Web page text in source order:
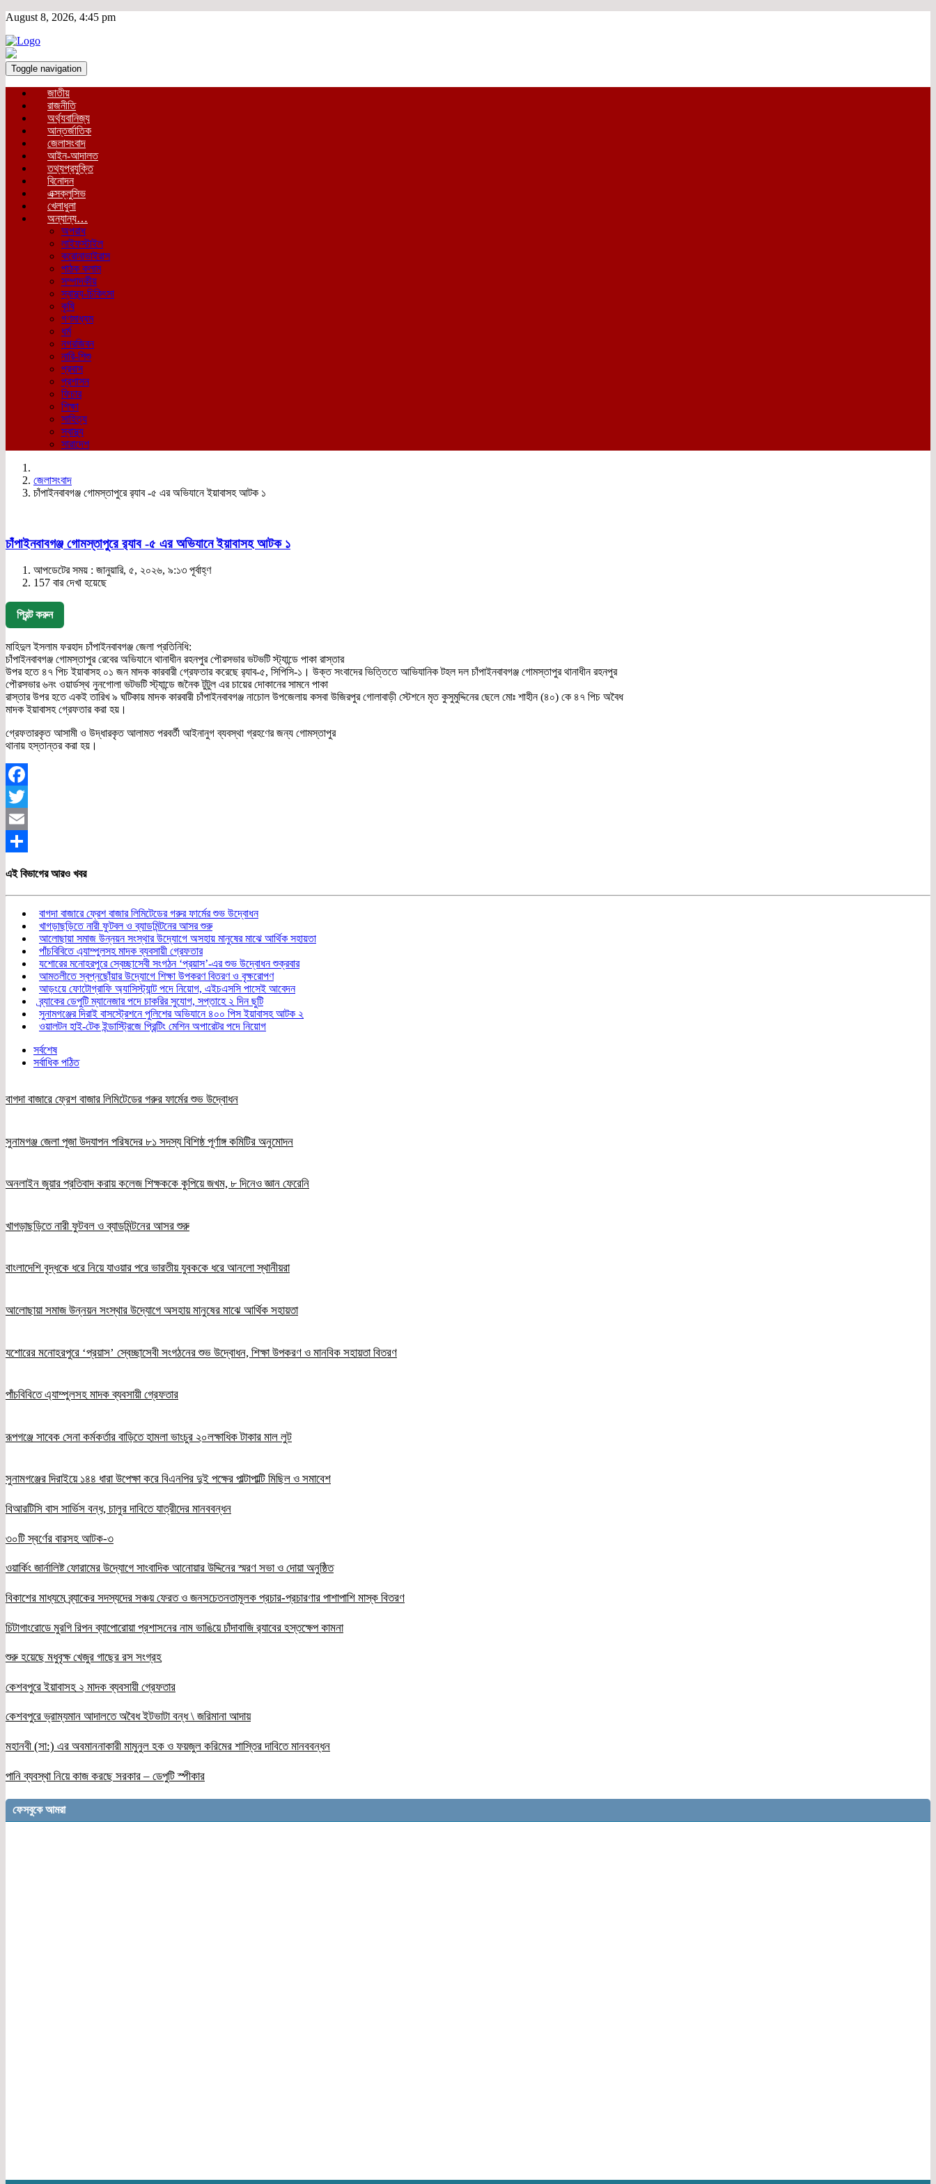
August 8, 2026, 4:45 pm
Toggle navigation
জাতীয়
রাজনীতি
অর্থ্যবানিজ্য
আন্তর্জাতিক
জেলাসংবাদ
আইন-আদালত
তথ্যপ্রযুক্তি
বিনোদন
এক্সক্লুসিভ
খেলাধুলা
অন্যান্য…
অপরাধ
লাইফস্টাইল
করোনাভাইরাস
পাঠক কলাম
সম্পাদকীয়
স্বাস্থ্য-চিকিৎসা
কৃষি
গণমাধ্যম
ধর্ম
নগরজিবন
নারি-শিশু
প্রবাস
প্রশাসন
ফিচার
শিক্ষা
সাহিত্য
স্বাস্থ্য
সারাদেশ
জেলাসংবাদ
চাঁপাইনবাবগঞ্জ গোমস্তাপুরে র‍্যাব -৫ এর অভিযানে ইয়াবাসহ আটক ১
চাঁপাইনবাবগঞ্জ গোমস্তাপুরে র‍্যাব -৫ এর অভিযানে ইয়াবাসহ আটক ১
আপডেটের সময় : জানুয়ারি, ৫, ২০২৬, ৯:১৩ পূর্বাহ্ণ
157 বার দেখা হয়েছে
প্রিন্ট করুন
মাহিদুল ইসলাম ফরহাদ চাঁপাইনবাবগঞ্জ জেলা প্রতিনিধি:
চাঁপাইনবাবগঞ্জ গোমস্তাপুর রেবের অভিযানে থানাধীন রহনপুর পৌরসভার ভটভটি স্ট্যান্ডে পাকা রাস্তার
উপর হতে ৪৭ পিচ ইয়াবাসহ ০১ জন মাদক কারবারী গ্রেফতার করেছে র‍্যাব-৫, সিপিসি-১। উক্ত সংবাদের ভিত্তিতে আভিযানিক টহল দল চাঁপাইনবাবগঞ্জ গোমস্তাপুর থানাধীন রহনপুর
পৌরসভার ৬নং ওয়ার্ডস্থ নুনগোলা ভটভটি স্ট্যান্ডে জনৈক টুটুল এর চায়ের দোকানের সামনে পাকা
রাস্তার উপর হতে একই তারিখ ৯ ঘটিকায় মাদক কারবারী চাঁপাইনবাবগঞ্জ নাচোল উপজেলায় কসবা উজিরপুর গোলাবাড়ী স্টেশনে মৃত কুসুমুদ্দিনের ছেলে মোঃ শাহীন (৪০) কে ৪৭ পিচ অবৈধ
মাদক ইয়াবাসহ গ্রেফতার করা হয়।
গ্রেফতারকৃত আসামী ও উদ্ধারকৃত আলামত পরবর্তী আইনানুগ ব্যবস্থা গ্রহণের জন্য গোমস্তাপুর
থানায় হস্তান্তর করা হয়।
Facebook
Twitter
Email
এই বিভাগের আরও খবর
বাগদা বাজারে ফ্রেশ বাজার লিমিটেডের গরুর ফার্মের শুভ উদ্বোধন
খাগড়াছড়িতে নারী ফুটবল ও ব্যাডমিন্টনের আসর শুরু
আলোছায়া সমাজ উন্নয়ন সংস্থার উদ্যোগে অসহায় মানুষের মাঝে আর্থিক সহায়তা
পাঁচবিবিতে এ্যাম্পুলসহ মাদক ব্যবসায়ী গ্রেফতার
যশোরের মনোহরপুরে স্বেচ্ছাসেবী সংগঠন ‘প্রয়াস’-এর শুভ উদ্বোধন শুক্রবার
আমতলীতে স্বপ্নছোঁয়ার উদ্যোগে শিক্ষা উপকরণ বিতরণ ও বৃক্ষরোপণ
আড়ংয়ে ফোটোগ্রাফি অ্যাসিস্ট্যান্ট পদে নিয়োগ, এইচএসসি পাসেই আবেদন
ব্র্যাকের ডেপুটি ম্যানেজার পদে চাকরির সুযোগ, সপ্তাহে ২ দিন ছুটি
সুনামগঞ্জের দিরাই বাসস্ট্রেশনে পুলিশের অভিযানে ৪০০ পিস ইয়াবাসহ আটক ২
ওয়ালটন হাই-টেক ইন্ডাস্ট্রিজে প্রিন্টিং মেশিন অপারেটর পদে নিয়োগ
সর্বশেষ
সর্বাধিক পঠিত
বাগদা বাজারে ফ্রেশ বাজার লিমিটেডের গরুর ফার্মের শুভ উদ্বোধন
সুনামগঞ্জ জেলা পূজা উদযাপন পরিষদের ৮১ সদস্য বিশিষ্ঠ পূর্ণাঙ্গ কমিটির অনুমোদন
অনলাইন জুয়ার প্রতিবাদ করায় কলেজ শিক্ষককে কুপিয়ে জখম, ৮ দিনেও জ্ঞান ফেরেনি
খাগড়াছড়িতে নারী ফুটবল ও ব্যাডমিন্টনের আসর শুরু
বাংলাদেশি বৃদ্ধকে ধরে নিয়ে যাওয়ার পরে ভারতীয় যুবককে ধরে আনলো স্থানীয়রা
আলোছায়া সমাজ উন্নয়ন সংস্থার উদ্যোগে অসহায় মানুষের মাঝে আর্থিক সহায়তা
যশোরের মনোহরপুরে ‘প্রয়াস’ স্বেচ্ছাসেবী সংগঠনের শুভ উদ্বোধন, শিক্ষা উপকরণ ও মানবিক সহায়তা বিতরণ
পাঁচবিবিতে এ্যাম্পুলসহ মাদক ব্যবসায়ী গ্রেফতার
রূপগঞ্জে সাবেক সেনা কর্মকর্তার বাড়িতে হামলা ভাংচুর ২০লক্ষাধিক টাকার মাল লুট
সুনামগঞ্জের দিরাইয়ে ১৪৪ ধারা উপেক্ষা করে বিএনপির দুই পক্ষের পাল্টাপাল্টি মিছিল ও সমাবেশ
বিআরটিসি বাস সার্ভিস বন্ধ, চালুর দাবিতে যাত্রীদের মানববন্ধন
৩০টি স্বর্ণের বারসহ আটক-৩
ওয়ার্কিং জার্নালিষ্ট ফোরামের উদ্যোগে সাংবাদিক আনোয়ার উদ্দিনের স্মরণ সভা ও দোয়া অনুষ্ঠিত
বিকাশের মাধ্যমে ব্র্যাকের সদস্যদের সঞ্চয় ফেরত ও জনসচেতনতামূলক প্রচার-প্রচারণার পাশাপাশি মাস্ক বিতরণ
চিটাগাংরোডে মুরগি রিপন ব্যাপোরোয়া প্রশাসনের নাম ভাঙিয়ে চাঁদাবাজি র‌্যাবের হস্তক্ষেপ কামনা
শুরু হয়েছে মধুবৃক্ষ খেজুর গাছের রস সংগ্রহ
কেশবপুরে ইয়াবাসহ ২ মাদক ব্যবসায়ী গ্রেফতার
কেশবপুরে ভ্রাম্যমান আদালতে অবৈধ ইটভাটা বন্ধ \ জরিমানা আদায়
মহানবী (সা:) এর অবমাননাকারী মামুনুল হক ও ফয়জুল করিমের শাস্তির দাবিতে মানববন্ধন
পানি ব্যবস্থা নিয়ে কাজ করছে সরকার – ডেপুটি স্পীকার
ফেসবুকে আমরা